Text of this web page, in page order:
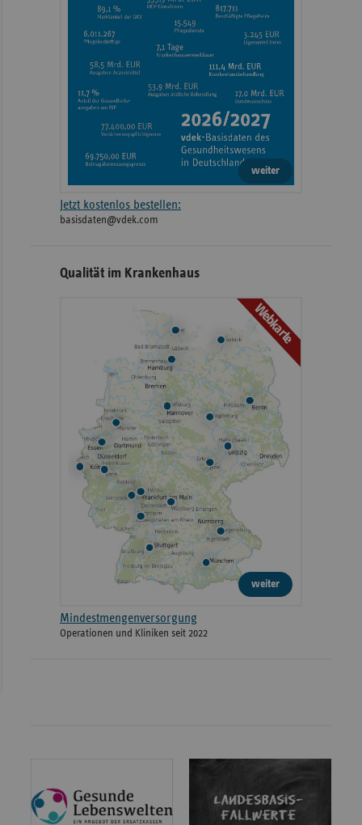
weiter
Jetzt kostenlos bestellen:
basisdaten@vdek.com
Qualität im Krankenhaus
Webkarte
weiter
Mindestmengenversorgung
Operationen und Kliniken seit 2022